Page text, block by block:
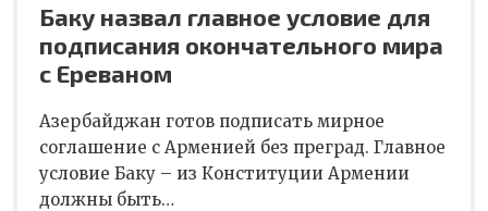
Баку назвал главное условие для
подписания окончательного мира
с Ереваном
Азербайджан готов подписать мирное
соглашение с Арменией без преград. Главное
условие Баку – из Конституции Армении
должны быть…